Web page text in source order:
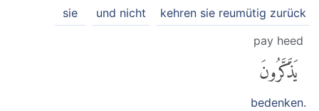
kehren sie reumütig zurück
und nicht
sie
pay heed
يَذَّكَّرُونَ
bedenken.